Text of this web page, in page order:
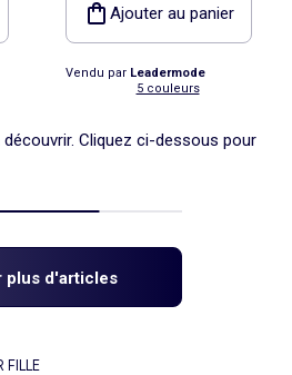
Ajouter au panier
Vendu par Leadermode
5 couleurs
Cliquez ci-dessous pour
plus d'articles
FILLE